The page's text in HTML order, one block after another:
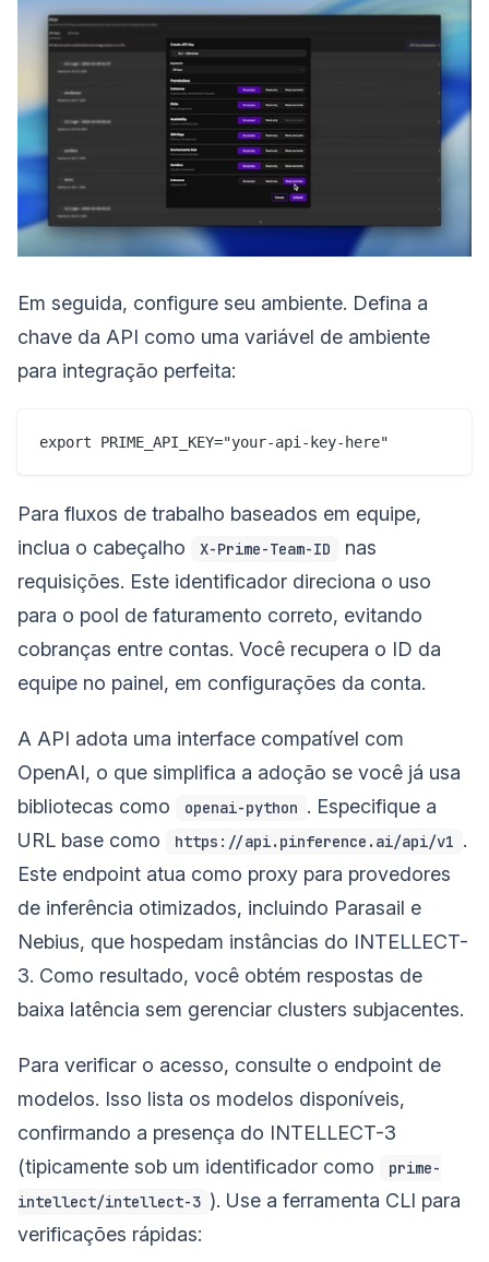
Em seguida, configure seu ambiente. Defina a
chave da API como uma variável de ambiente
para integração perfeita:
Para fluxos de trabalho baseados em equipe,
inclua o cabeçalho
X-Prime-Team-ID
nas
requisições. Este identificador direciona o uso
para o pool de faturamento correto, evitando
cobranças entre contas. Você recupera o ID da
equipe no painel, em configurações da conta.
A API adota uma interface compatível com
OpenAI, o que simplifica a adoção se você já usa
bibliotecas como
openai-python . Especifique a
URL base como
https://api.pinference.ai/api/v1 .
Este endpoint atua como proxy para provedores
de inferência otimizados, incluindo Parasail e
Nebius, que hospedam instâncias do INTELLECT-
3. Como resultado, você obtém respostas de
baixa latência sem gerenciar clusters subjacentes.
Para verificar o acesso, consulte o endpoint de
modelos. Isso lista os modelos disponíveis,
confirmando a presença do INTELLECT-3
(tipicamente sob um identificador como
prime-
intellect/intellect-3 ). Use a ferramenta CLI para
verificações rápidas: